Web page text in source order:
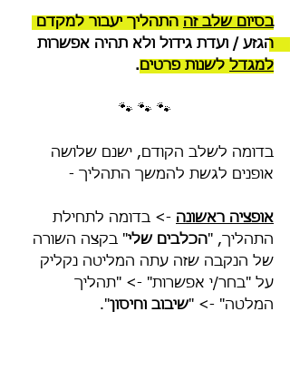
בסיום שלב זה התהליך יעבור למקדם
הגזע / ועדת גידול ולא תהיה אפשרות
למגדל לשנות פרטים .
🐾 🐾 🐾
בדומה לשלב הקודם, ישנם שלושה
אופנים לגשת להמשך התהליך -
אופציה ראשונה -> בדומה לתחילת
התהליך, "הכלבים שלי" בקצה השורה
של הנקבה שזה עתה המליטה נקליק
על "בחר/י אפשרות" -> "תהליך
המלטה" -> "שיבוב וחיסון".